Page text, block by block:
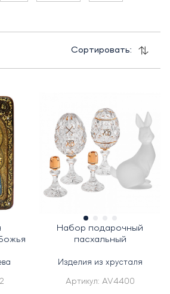
Сортировать:
Набор подарочный
пасхальный
Изделия из хрусталя
Артикул: AV4400